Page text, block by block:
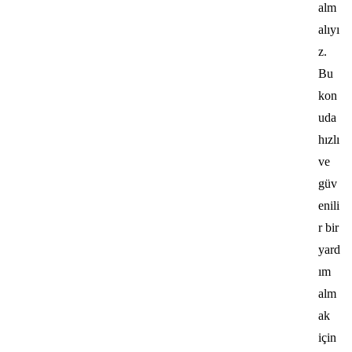
alm
alıyı
z.
Bu
kon
uda
hızlı
ve
güv
enili
r bir
yard
ım
alm
ak
için